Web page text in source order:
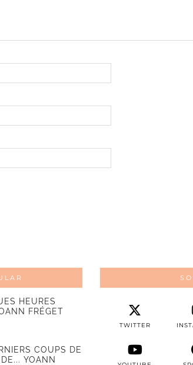
HEURES
FRÉGET
COUPS DE
YOANN
TWITTER